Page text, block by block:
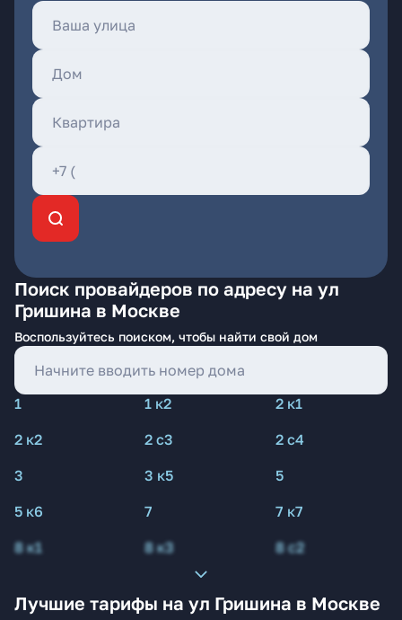
Поиск провайдеров по адресу на ул
Гришина в Москве
Воспользуйтесь поиском, чтобы найти свой дом
1 1 к2
2 к1
2 к2
2 с3
2 с4
3
3 к5
5
5 к6
7
7 к7
8 к1
8 к3 8 с2
Лучшие тарифы на ул Гришина в Москве